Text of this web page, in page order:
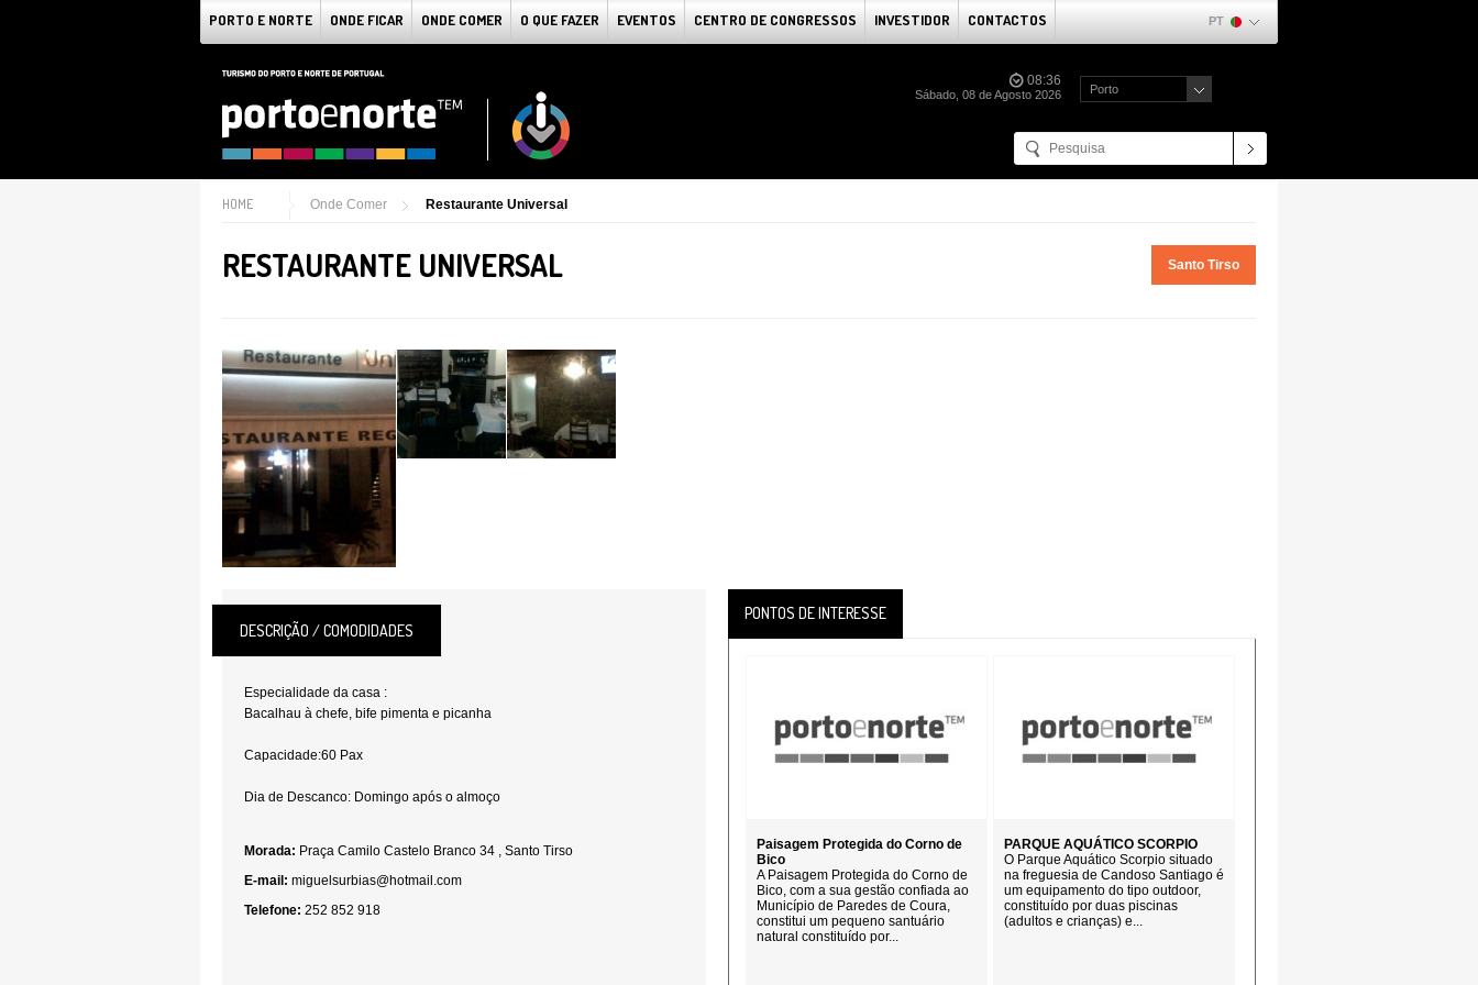
PORTO E NORTE ONDE FICAR ONDE COMER O QUE FAZER EVENTOS CENTRO DE CONGRESSOS INVESTIDOR CONTACTOS PT
08:36
Sábado, 08 de Agosto 2026 Porto
HOME Onde Comer Restaurante Universal
RESTAURANTE UNIVERSAL Santo Tirso
DESCRIÇÃO / COMODIDADES
Especialidade da casa :
Bacalhau à chefe, bife pimenta e picanha
Capacidade:60 Pax
Dia de Descanco: Domingo após o almoço
Morada: Praça Camilo Castelo Branco 34 , Santo Tirso
E-mail: miguelsurbias@hotmail.com
Telefone: 252 852 918
PONTOS DE INTERESSE
Paisagem Protegida do Corno de
Bico
A Paisagem Protegida do Corno de
Bico, com a sua gestão confiada ao
Município de Paredes de Coura,
constitui um pequeno santuário
natural constituído por...
PARQUE AQUÁTICO SCORPIO
O Parque Aquático Scorpio situado
na freguesia de Candoso Santiago é
um equipamento do tipo outdoor,
constituído por duas piscinas
(adultos e crianças) e...